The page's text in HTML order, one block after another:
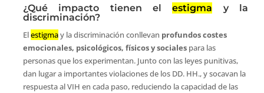
¿Qué impacto tienen elestigma y la
discriminación?
Elestigmay la discriminación conllevan profundos costes
emocionales, psicológicos, físicos y socialespara las
personas que los experimentan. Junto con las leyes punitivas,
dan lugar a importantes violaciones de los DD. HH., y socavan la
respuesta al VIH en cada paso, reduciendo la capacidad de las